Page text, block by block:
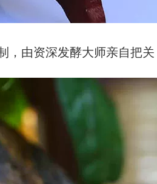
，由资深发酵大师亲自把